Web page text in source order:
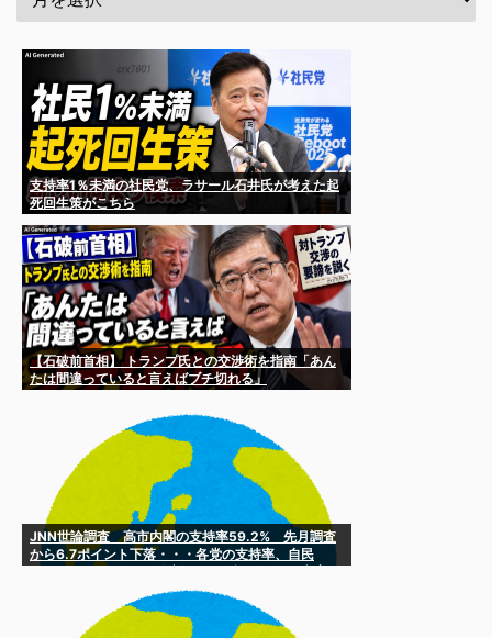
支持率1％未満の社民党、ラサール石井氏が考えた起
死回生策がこちら
【石破前首相】 トランプ氏との交渉術を指南「あん
たは間違っていると言えばブチ切れる」
JNN世論調査 高市内閣の支持率59.2% 先月調査
から6.7ポイント下落・・・各党の支持率、自民
2.4%、共産2.3%、中道1.9%、公明1.4%、みらい